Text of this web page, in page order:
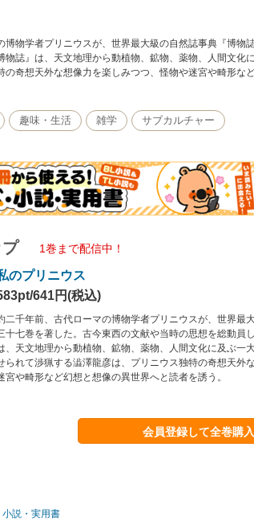
博物学者プリニウスが、世界最大級の自然誌事典『博物
物誌』は、天文地理から動植物、鉱物、薬物、人間文化
の奇想天外な想像力を楽しみつつ、怪物や迷宮や畸形な
趣味・生活 雑学 サブカルチャー
プ 1巻まで配信中！
のプリニウス
641円(税込)
二千年前、古代ローマの博物学者プリニウスが、世界最
十七巻を著した。古今東西の文献や当時の思想を総動員
、天文地理から動植物、鉱物、薬物、人間文化に及ぶ一
られて渉猟する澁澤龍彦は、プリニウス独特の奇想天外
宮や畸形など幻想と想像の異世界へと読者を誘う。
会員登録して全巻購入
小説・実用書